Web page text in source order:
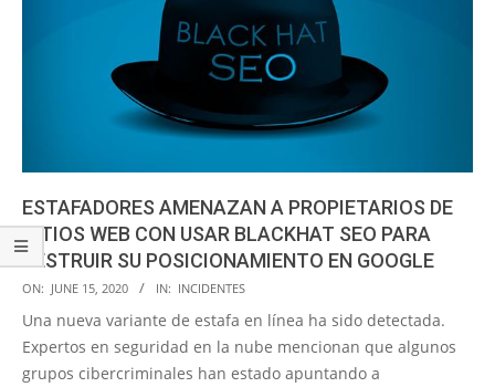
ESTAFADORES AMENAZAN A PROPIETARIOS DE
SITIOS WEB CON USAR BLACKHAT SEO PARA
DESTRUIR SU POSICIONAMIENTO EN GOOGLE
2020-
06-
15
ON: JUNE 15, 2020 IN: INCIDENTES
Una nueva variante de estafa en línea ha sido detectada.
Expertos en seguridad en la nube mencionan que algunos
grupos cibercriminales han estado apuntando a